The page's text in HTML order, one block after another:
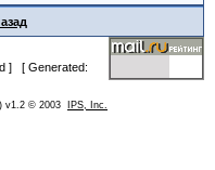
] [ Generated:
v1.2 © 2003 IPS, Inc.